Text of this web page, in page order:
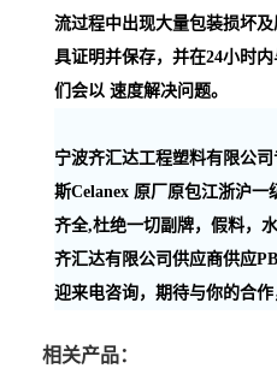
流过程中出现大量包装损坏
具证明并保存，并在24小时
们会以 速度解决问题。
宁波齐汇达工程塑料有限公
斯Celanex 原厂原包江浙沪
齐全,杜绝一切副牌，假料，
齐汇达有限公司供应商供应
迎来电咨询，期待与你的合
相关产品：